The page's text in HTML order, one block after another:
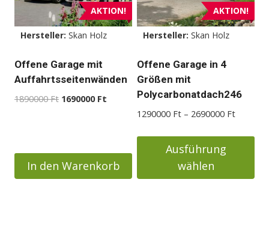
Die
Optionen
können
auf
der
Produktseite
AKTION!
Hersteller: Skan Holz
Offene Garage mit
Auffahrtsseitenwänden
1890000Ft Ursprünglicher
1690000 Ft Aktueller
1690000 Ft.
In den Warenkorb
AKTION!
Hersteller: Skan Holz
Offene Garage in 4
Größen mit
Polycarbonatdach246
1290000 Ft – 2690000 Ft
bis
Ausführung
wählen